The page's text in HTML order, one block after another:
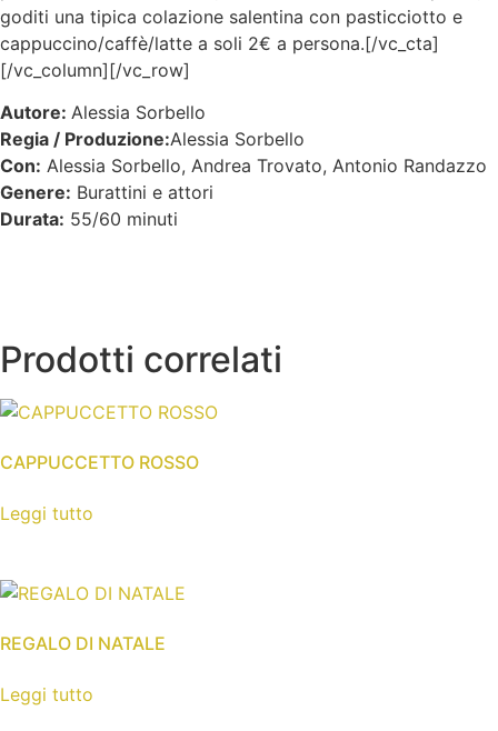
goditi una tipica colazione salentina con pasticciotto e
cappuccino/caffè/latte a soli 2€ a persona.[/vc_cta]
[/vc_column][/vc_row]
Autore: Alessia Sorbello
Regia / Produzione:Alessia Sorbello
Con: Alessia Sorbello, Andrea Trovato, Antonio Randazzo
Genere: Burattini e attori
Durata: 55/60 minuti
Prodotti correlati
CAPPUCCETTO ROSSO
Leggi tutto
REGALO DI NATALE
Leggi tutto